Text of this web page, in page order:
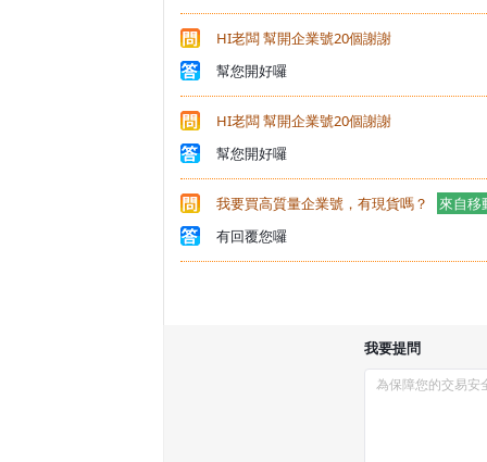
HI老闆 幫開企業號20個謝謝
幫您開好囉
HI老闆 幫開企業號20個謝謝
幫您開好囉
我要買高質量企業號，有現貨嗎？
來自移
有回覆您囉
我要提問